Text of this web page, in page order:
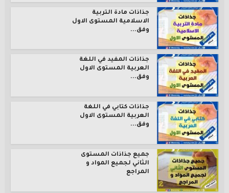
جذاذات مادة التربية
الاسلامية المستوى الاول
وفق...
جذاذات المفيد في اللغة
العربية المستوى الاول
وفق...
جذاذات كتابي في اللغة
العربية المستوى الاول
وفق...
جميع جذاذات المستوى
الثاني لجميع المواد و
المراجع